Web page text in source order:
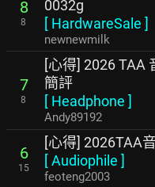
8
8
0032g
[ HardwareSale ]
newnewmilk
7
8
[心得] 2026 TAA
簡評
[ Headphone ]
Andy89192
6
15
[心得] 2026TAA
[Audiophile ]
feoteng2003